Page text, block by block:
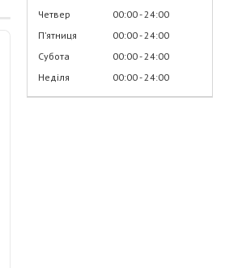
Четвер
00:00 24:00
Пʼятниця
00:00 24:00
Субота
00:00 24:00
Неділя
00:00 24:00